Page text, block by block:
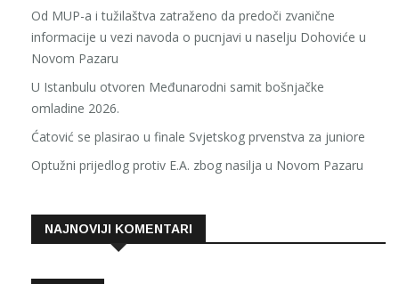
Od MUP-a i tužilaštva zatraženo da predoči zvanične
informacije u vezi navoda o pucnjavi u naselju Dohoviće u
Novom Pazaru
U Istanbulu otvoren Međunarodni samit bošnjačke
omladine 2026.
Ćatović se plasirao u finale Svjetskog prvenstva za juniore
Optužni prijedlog protiv E.A. zbog nasilja u Novom Pazaru
NAJNOVIJI KOMENTARI